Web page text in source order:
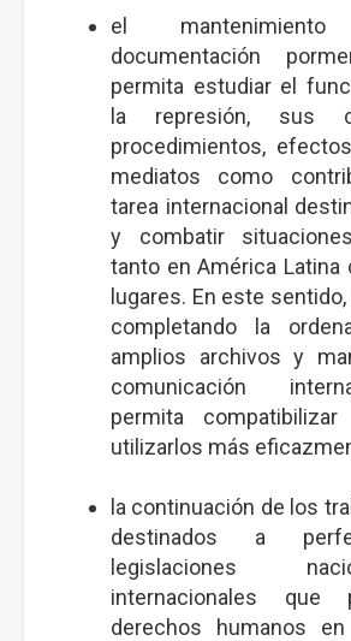
el
documentación
permita estudiar el
la represión, sus
procedimientos,
mediatos como
tarea internacional
y combatir
tanto en América Latina
lugares. En este sentido,
completando la
amplios archivos y
comunicación
permita
utilizarlos más
la continuación de los
destinados a
legislaciones
internacionales que
derechos humanos